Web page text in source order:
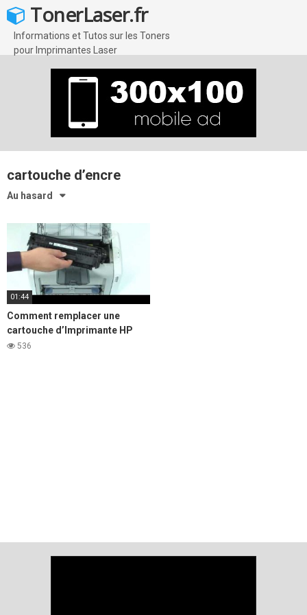
Skip
to
content
TonerLaser.fr
Informations et Tutos sur les Toners
pour Imprimantes Laser
cartouche d’encre
Au hasard
01:44
Comment remplacer une
cartouche d’Imprimante HP
LaserJet 1020
536